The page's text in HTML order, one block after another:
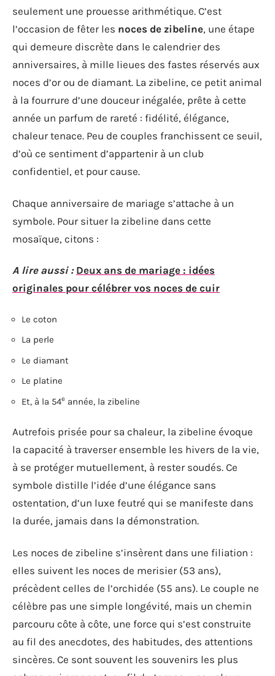
seulement une prouesse arithmétique. C’est
l’occasion de fêter les noces de zibeline, une étape
qui demeure discrète dans le calendrier des
anniversaires, à mille lieues des fastes réservés aux
noces d’or ou de diamant. La zibeline, ce petit animal
à la fourrure d’une douceur inégalée, prête à cette
année un parfum de rareté : fidélité, élégance,
chaleur tenace. Peu de couples franchissent ce seuil,
d’où ce sentiment d’appartenir à un club
confidentiel, et pour cause.
Chaque anniversaire de mariage s’attache à un
symbole. Pour situer la zibeline dans cette
mosaïque, citons :
A lire aussi : Deux ans de mariage : idées
originales pour célébrer vos noces de cuir
Le coton
La perle
Le diamant
Le platine
Et, à la 54e année, la zibeline
Autrefois prisée pour sa chaleur, la zibeline évoque
la capacité à traverser ensemble les hivers de la vie,
à se protéger mutuellement, à rester soudés. Ce
symbole distille l’idée d’une élégance sans
ostentation, d’un luxe feutré qui se manifeste dans
la durée, jamais dans la démonstration.
Les noces de zibeline s’insèrent dans une filiation :
elles suivent les noces de merisier (53 ans),
précèdent celles de l’orchidée (55 ans). Le couple ne
célèbre pas une simple longévité, mais un chemin
parcouru côte à côte, une force qui s’est construite
au fil des anecdotes, des habitudes, des attentions
sincères. Ce sont souvent les souvenirs les plus